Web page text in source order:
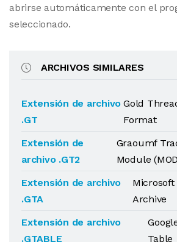
abrirse automáticamente con el
seleccionado.
ARCHIVOS SIMILARES
Extensión de archivo
.GT
Gold
Format
Extensión de
archivo .GT2
Graoumf
Module
Extensión de archivo
.GTA
Microsoft
Archive
Extensión de archivo
.GTABLE
Table